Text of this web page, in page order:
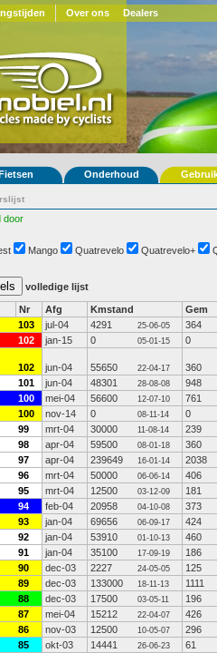
Over ons Dealers
Onderhoud
door
Mango Quatrevelo Quatrevelo+
volledige lijst
Nr Afg Kmstand
Gem
103 jul-04 4291 25-06-05
364
102 jan-15 0 05-01-15 0
102 jun-04 55650 22-04-17
360
101 jun-04 48301 28-08-08
948
100 mei-04 56600 12-07-10
761
100 nov-14 0 08-11-14
0
99 mrt-04 30000 11-08-14
239
98 apr-04 59500 08-01-18
360
97 apr-04 239649 16-01-14
2038
96 mrt-04 50000 06-06-14
406
95 mrt-04 12500 03-12-09
181
94 feb-04 20958 04-10-08
373
93 jan-04 69656 06-09-17
424
92 jan-04 53910 01-10-13
460
91 jan-04 35100 17-09-19
186
90 dec-03 2227 24-05-05
125
89 dec-03 133000 18-11-13
1111
88 dec-03 17500 03-05-11
196
87 mei-04 15212 22-04-07
426
86 nov-03 12500 10-05-07
296
85 okt-03 14441 26-06-23
61